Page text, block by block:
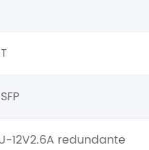
12V2.6A redundante